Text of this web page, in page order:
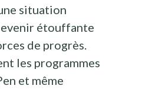
situation
étouffante
de progrès.
les programmes
et même